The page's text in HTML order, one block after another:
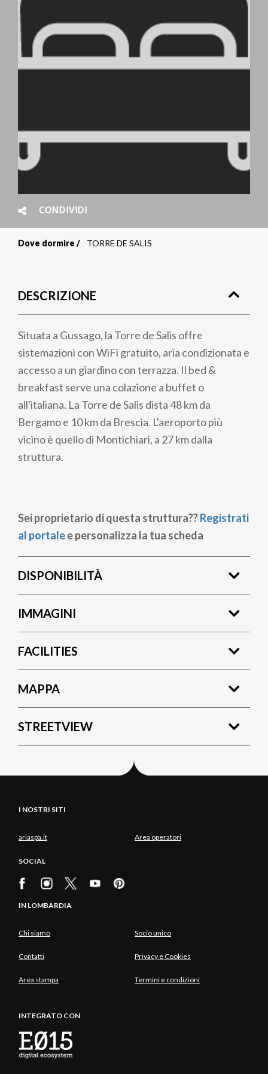
CONDIVIDI
pane
Dove dormire TORRE DE SALIS
DESCRIZIONE
Situata a Gussago, la Torre de Salis offre
sistemazioni con WiFi gratuito, aria condizionata e
accesso a un giardino con terrazza. Il bed &
breakfast serve una colazione a buffet o
all'italiana. La Torre de Salis dista 48 km da
Bergamo e 10 km da Brescia. L'aeroporto più
vicino è quello di Montichiari, a 27 km dalla
struttura.
Sei proprietario di questa struttura??Registrati
al portalee personalizza la tua scheda
DISPONIBILITÀ
IMMAGINI
FACILITIES
MAPPA
STREETVIEW
I NOSTRI SITI
ariaspa.it Area operatori
SOCIAL
IN LOMBARDIA
Chi siamo Socio unico
Contatti Privacy e Cookies
Area stampa Termini e condizioni
INTEGRATO CON